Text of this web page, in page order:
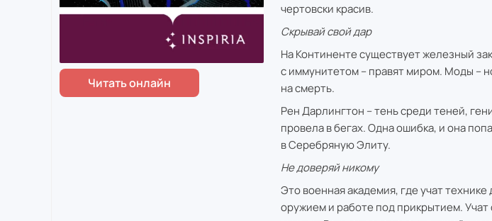
чертовски красив.
Скрывай свой дар
На Континенте существует железный
с иммунитетом – правят миром. Моды –
на смерть.
Рен Дарлингтон – тень среди теней,
провела в бегах. Одна ошибка, и она
в Серебряную Элиту.
Не доверяй никому
Это военная академия, где учат
оружием и работе под прикрытием. Учат